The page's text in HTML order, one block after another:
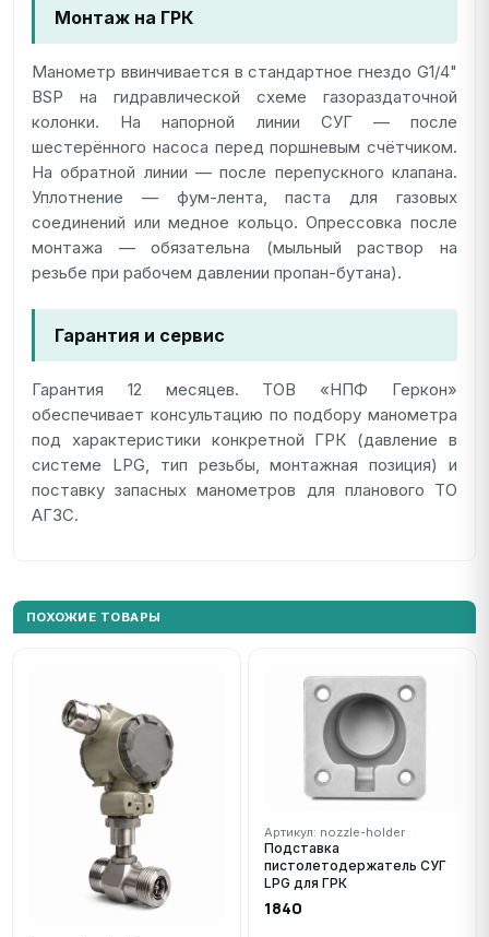
Монтаж на ГРК
Манометр ввинчивается в стандартное гнездо G1/4"
BSP на гидравлической схеме газораздаточной
колонки. На напорной линии СУГ — после
шестерённого насоса перед поршневым счётчиком.
На обратной линии — после перепускного клапана.
Уплотнение — фум-лента, паста для газовых
соединений или медное кольцо. Опрессовка после
монтажа — обязательна (мыльный раствор на
резьбе при рабочем давлении пропан-бутана).
Гарантия и сервис
Гарантия 12 месяцев. ТОВ «НПФ Геркон»
обеспечивает консультацию по подбору манометра
под характеристики конкретной ГРК (давление в
системе LPG, тип резьбы, монтажная позиция) и
поставку запасных манометров для планового ТО
АГЗС.
ПОХОЖИЕ ТОВАРЫ
Артикул: nozzle-holder
Подставка
пистолетодержатель СУГ
LPG для ГРК
1840